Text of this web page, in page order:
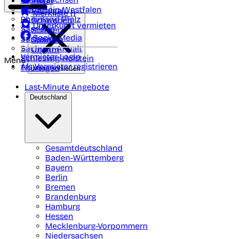
Nordrhein-Westfalen
Rheinland Pfalz
Saarland
Sachsen
Sachsen-Anhalt
Schleswig-Holstein
Thüringen
Portugal
Schweden
Schweiz
Spanien
Ungarn
Merkliste ()
Unterkunft vermieten
Social Media
Vermieter-Login
Als Vermieter registrieren
Menü
Menü schließen
Last-Minute Angebote
Deutschland
Gesamtdeutschland
Baden-Württemberg
Bayern
Berlin
Bremen
Brandenburg
Hamburg
Hessen
Mecklenburg-Vorpommern
Niedersachsen